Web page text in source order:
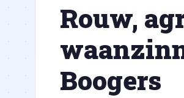
Rouw,
Boogers